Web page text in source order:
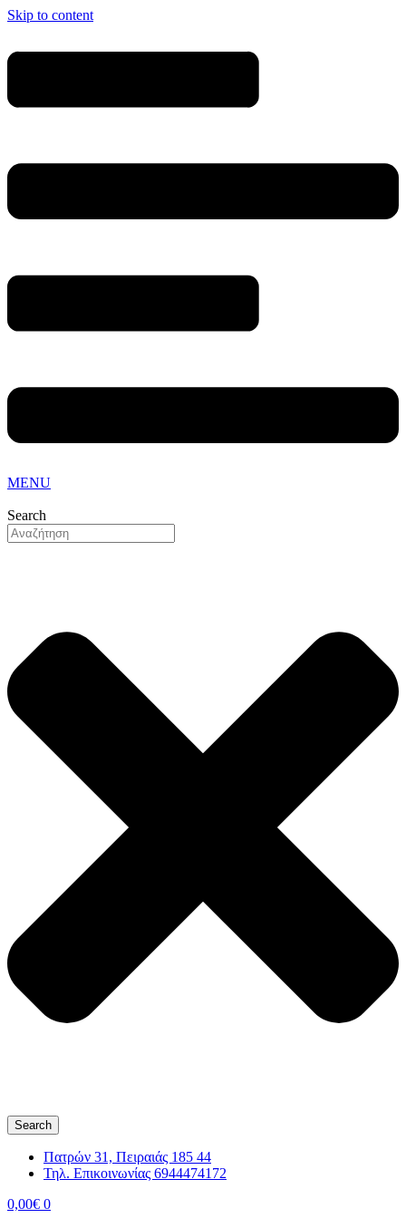
Skip to content
MENU
Search
Search
Πατρών 31, Πειραιάς 185 44
Τηλ. Επικοινωνίας 6944474172
0,00€ 0